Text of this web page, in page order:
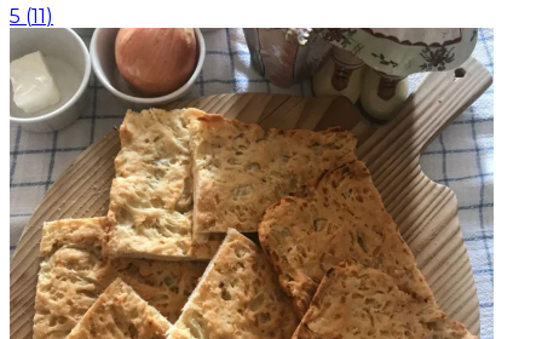
5 (11)